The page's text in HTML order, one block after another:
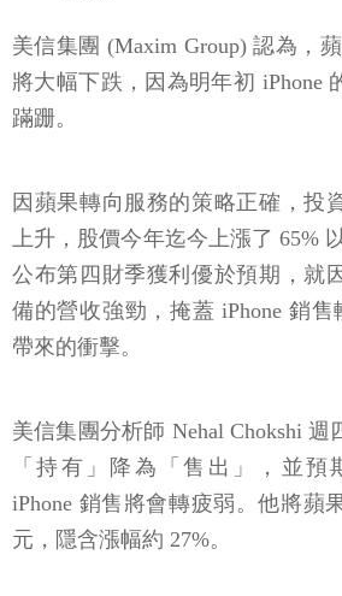
美信集團 (Maxim Group) 認為，
將大幅下跌，因為明年初 iPhone
蹣跚。
因蘋果轉向服務的策略正確，投
上升，股價今年迄今上漲了 65%
公布第四財季獲利優於預期，就
備的營收強勁，掩蓋 iPhone 銷
帶來的衝擊。
美信集團分析師 Nehal Chokshi 週
「持有」降為「售出」，並預
iPhone 銷售將會轉疲弱。他將蘋
元，隱含漲幅約 27%。